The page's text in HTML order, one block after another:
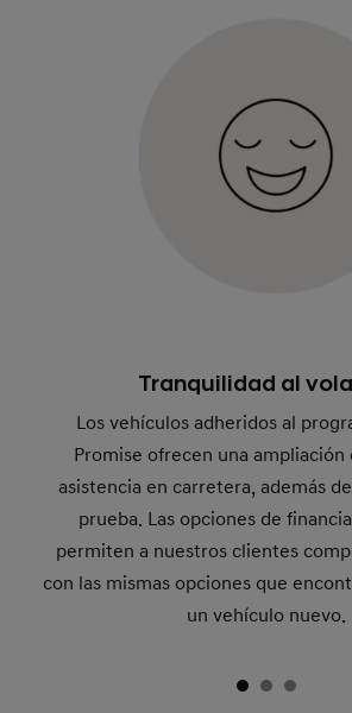
Tranquilidad al
Los vehículos adheridos al
Promise ofrecen una ampliación
asistencia en carretera, además
prueba. Las opciones de
permiten a nuestros clientes
con las mismas opciones que
un vehículo nuevo.